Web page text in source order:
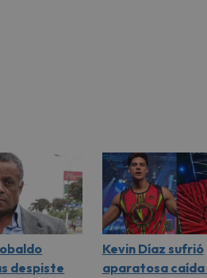
despiste
Kevin Díaz sufrió
aparatosa caída